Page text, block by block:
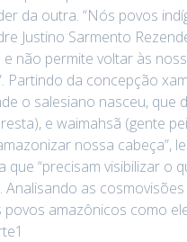
da outra. “Nós povos
Justino Sarmento
não permite voltar às
da concepção
o salesiano nasceu, que
e waimahsã (gente
nossa cabeça”,
“precisam visibilizar o
as cosmovisões
amazônicos como